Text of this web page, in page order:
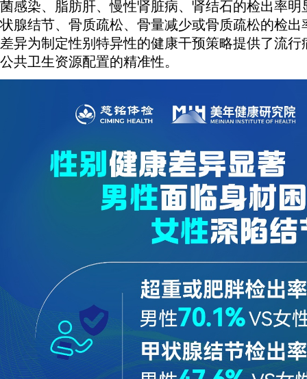
菌感染、脂肪肝、慢性肾脏病、肾结石的检出率
状腺结节、骨质疏松、骨量减少或骨质疏松的检
差异为制定性别特异性的健康干预策略提供了流
公共卫生资源配置的精准性。